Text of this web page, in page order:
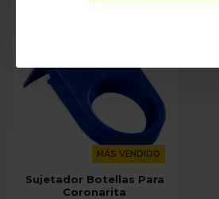
MÁS VENDIDO
Sujetador Botellas Para
Coronarita